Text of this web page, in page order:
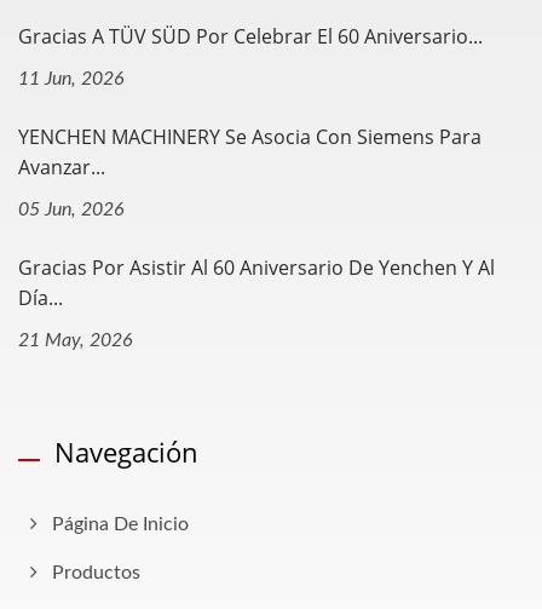
Gracias A TÜV SÜD Por Celebrar El 60 Aniversario...
11 Jun, 2026
YENCHEN MACHINERY Se Asocia Con Siemens Para
Avanzar...
05 Jun, 2026
Gracias Por Asistir Al 60 Aniversario De Yenchen Y Al
Día...
21 May, 2026
Navegación
Página De Inicio
Productos